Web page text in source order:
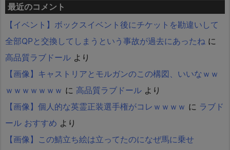
最近のコメント
【イベント】ボックスイベント後にチケットを勘違いして
全部QPと交換してしまうという事故が過去にあったね に
高品質ラブドール より
【画像】キャストリアとモルガンのこの構図、いいなｗｗ
ｗｗｗｗｗｗｗ に 高品質ラブドール より
【画像】個人的な英霊正装選手権がコレｗｗｗｗ に ラブド
ール おすすめ より
【画像】この鯖立ち絵は立ってたのになぜ馬に乗せ